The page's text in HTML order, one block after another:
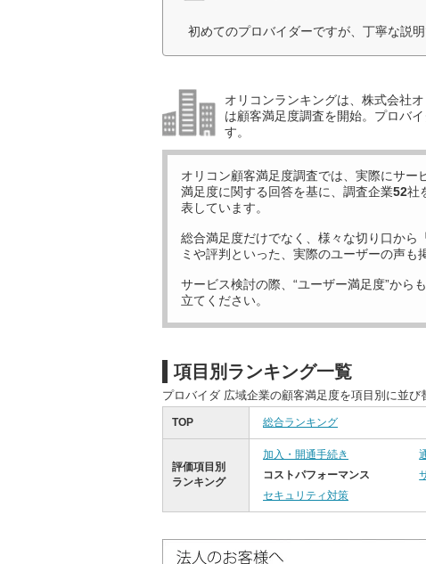
初めてのプロバイダーですが、丁寧な説
オリコンランキングは、株式会社
は顧客満足度調査を開始。プロバ
す。
オリコン顧客満足度調査では、実際にサー
満足度に関する回答を基に、調査企業52社
表しています。
総合満足度だけでなく、様々な切り口から
ミや評判といった、実際のユーザーの声も
サービス検討の際、“ユーザー満足度”から
立てください。
項目別ランキング一覧
プロバイダ 広域企業の顧客満足度を項目別に並び
TOP 総合ランキング
評価項目別
ランキング
加入・開通手続き
コストパフォーマンス
セキュリティ対策